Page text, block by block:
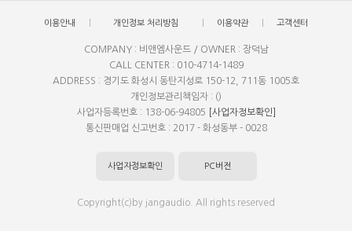
이용안내 개인정보 처리방침 이용약관 고객센터
COMPANY : 비앤엠사운드 / OWNER : 장덕남
CALL CENTER : 010-4714-1489
ADDRESS : 경기도 화성시 동탄지성로 150-12, 711동 1005호
개인정보관리책임자 : ()
사업자등록번호 : 138-06-94805
[사업자정보확인]
통신판매업 신고번호 : 2017 - 화성동부 - 0028
사업자정보확인 PC버전
Copyright(c)by jangaudio. All rights reserved